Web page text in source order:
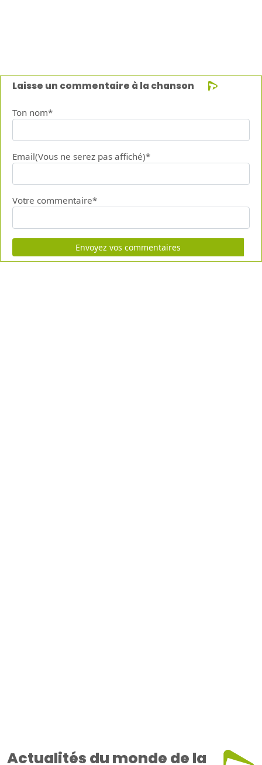
Laisse un commentaire à la chanson
Ton nom*
Email(Vous ne serez pas affiché)*
Votre commentaire*
Envoyez vos commentaires
Actualités du monde de la